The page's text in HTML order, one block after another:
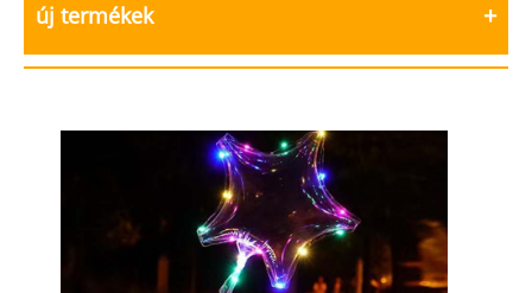
új termékek